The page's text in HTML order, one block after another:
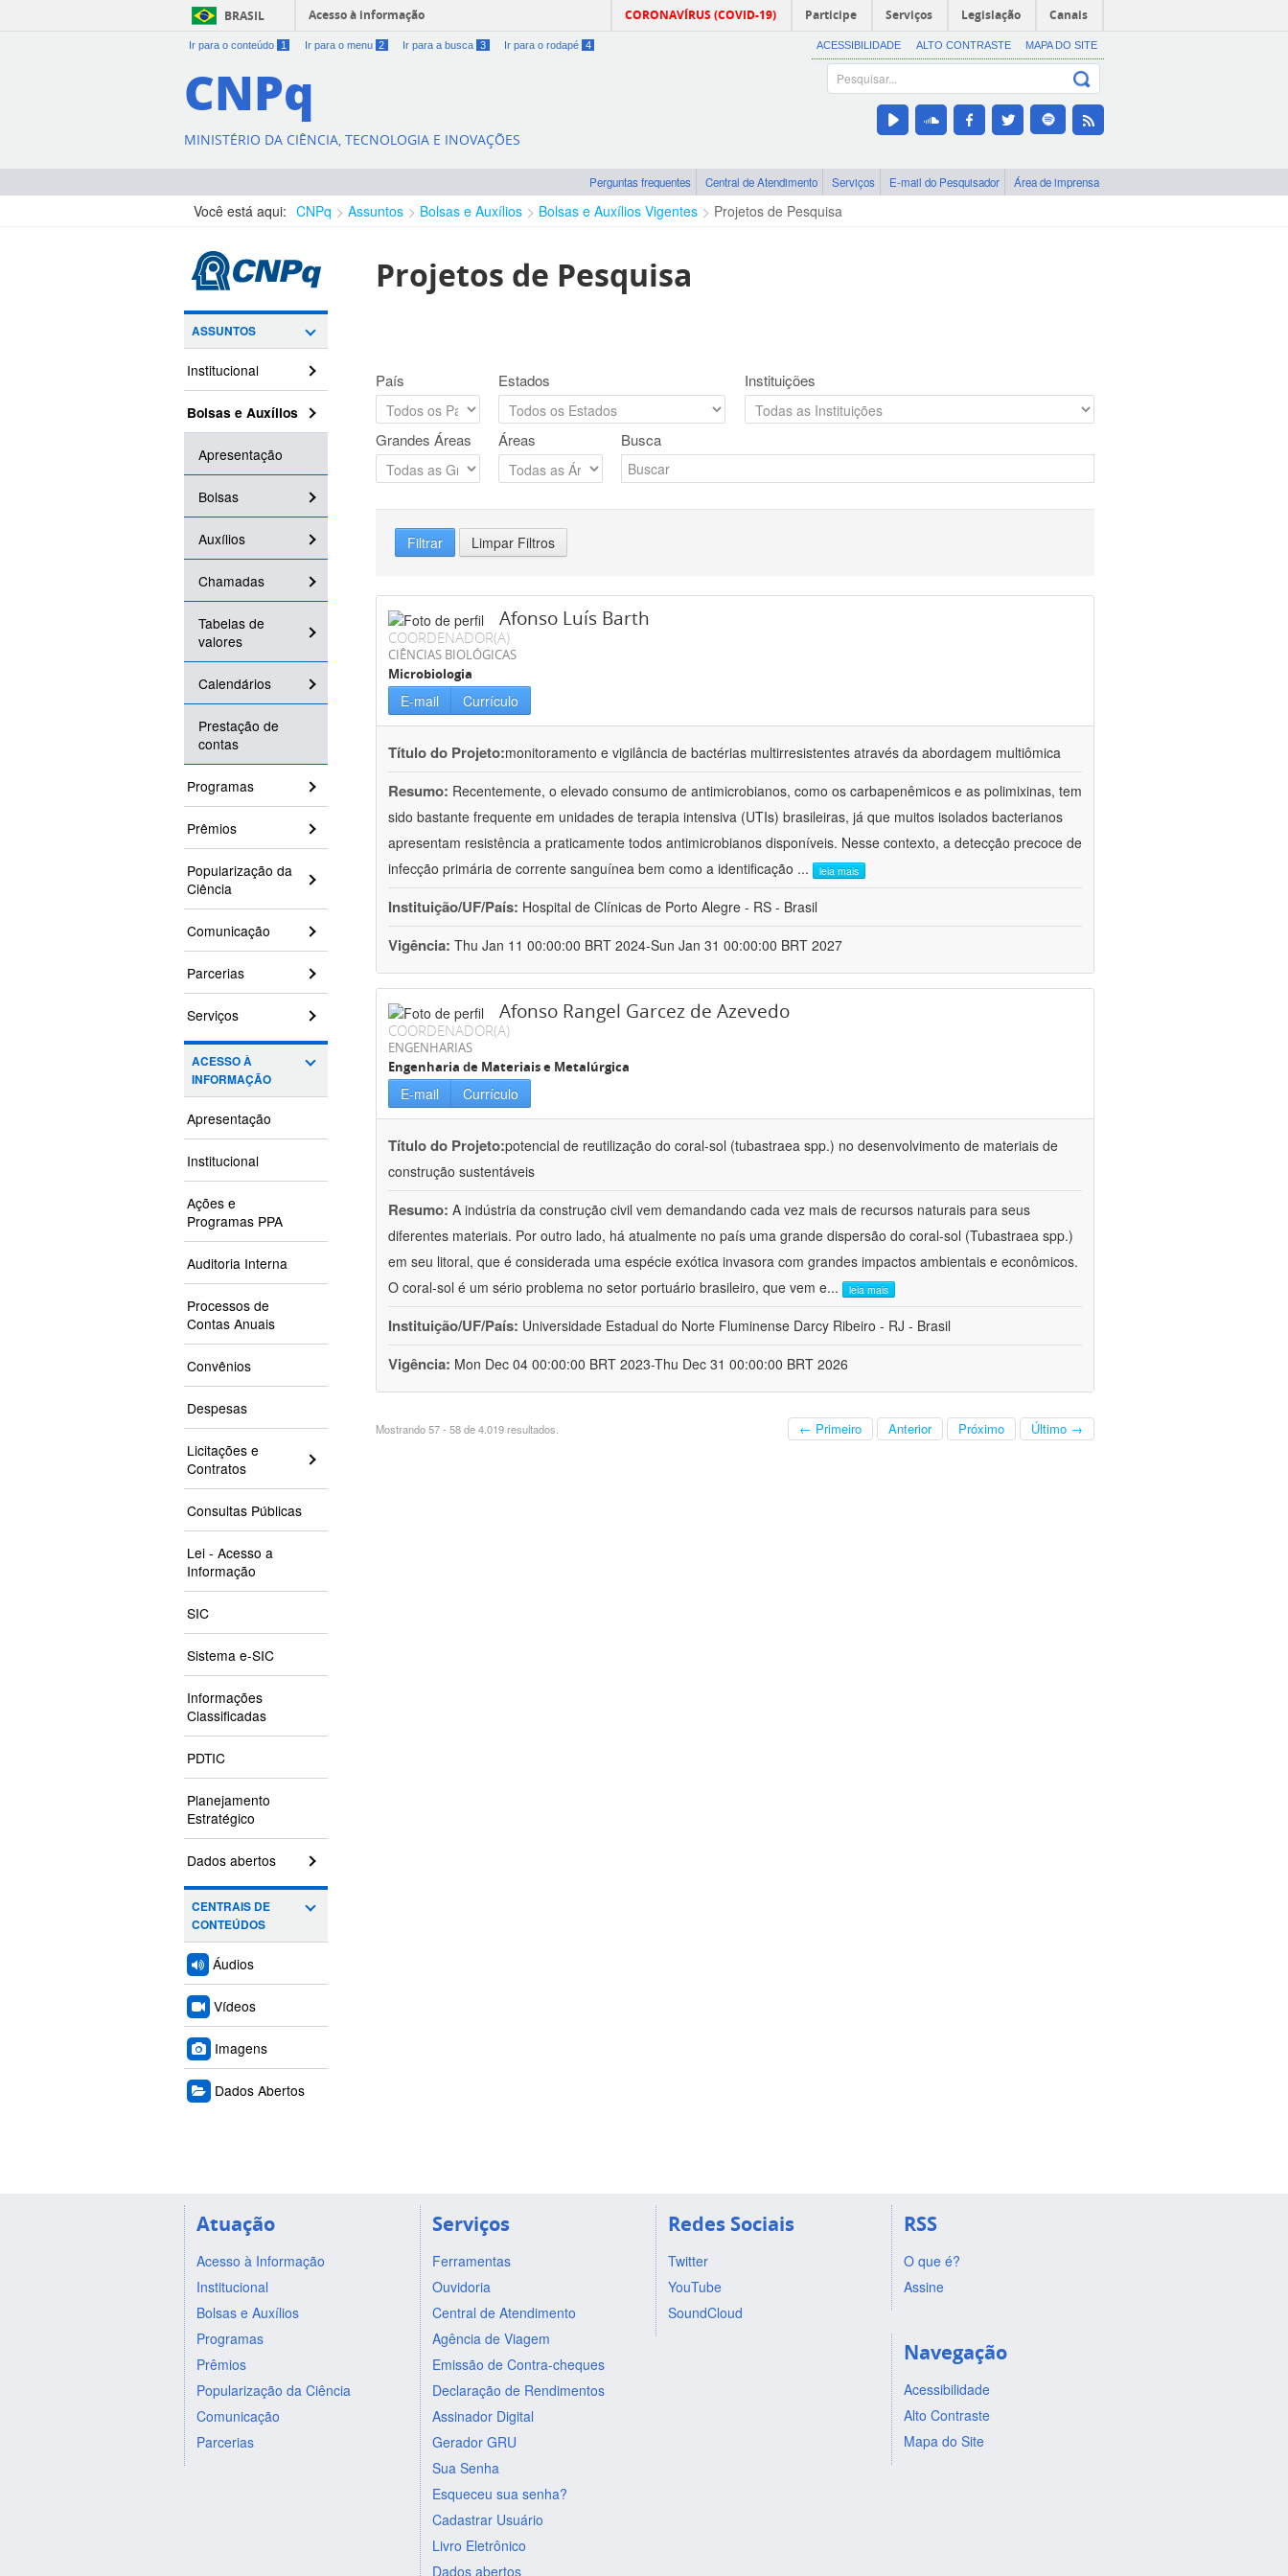
BRASIL Acesso à informação CORONAVÍRUS (COVID-19) Participe Serviços Legislação Canais
Ir para o conteúdo 1 Ir para o menu 2 Ir para a busca 3 Ir para o rodapé 4 ACESSIBILIDADE ALTO CONTRASTE MAPA DO SITE
CNPq
MINISTÉRIO DA CIÊNCIA, TECNOLOGIA E INOVAÇÕES
Perguntas frequentes Central de Atendimento Serviços E-mail do Pesquisador Área de imprensa
Você está aqui: CNPq Assuntos Bolsas e Auxílios Bolsas e Auxílios Vigentes Projetos de Pesquisa
ASSUNTOS
Institucional
Bolsas e Auxílios
Apresentação
Bolsas
Auxílios
Chamadas
Tabelas de
valores
Calendários
Prestação de
contas
Programas
Prêmios
Popularização da
Ciência
Comunicação
Parcerias
Serviços
ACESSO À
INFORMAÇÃO
Apresentação
Institucional
Ações e
Programas PPA
Auditoria Interna
Processos de
Contas Anuais
Convênios
Despesas
Licitações e
Contratos
Consultas Públicas
Lei - Acesso a
Informação
SIC
Sistema e-SIC
Informações
Classificadas
PDTIC
Planejamento
Estratégico
Dados abertos
CENTRAIS DE
CONTEÚDOS
Áudios
Vídeos
Imagens
Dados Abertos
Projetos de Pesquisa
País Estados Instituições
Grandes Áreas Áreas Busca
Filtrar Limpar Filtros
Afonso Luís Barth
COORDENADOR(A)
CIÊNCIAS BIOLÓGICAS
Microbiologia
E-mail Currículo
Título do Projeto:monitoramento e vigilância de bactérias multirresistentes através da abordagem multiômica
Resumo: Recentemente, o elevado consumo de antimicrobianos, como os carbapenêmicos e as polimixinas, tem
sido bastante frequente em unidades de terapia intensiva (UTIs) brasileiras, já que muitos isolados bacterianos
apresentam resistência a praticamente todos antimicrobianos disponíveis. Nesse contexto, a detecção precoce de
infecção primária de corrente sanguínea bem como a identificação ... leia mais
Instituição/UF/País: Hospital de Clínicas de Porto Alegre - RS - Brasil
Vigência: Thu Jan 11 00:00:00 BRT 2024-Sun Jan 31 00:00:00 BRT 2027
Afonso Rangel Garcez de Azevedo
COORDENADOR(A)
ENGENHARIAS
Engenharia de Materiais e Metalúrgica
E-mail Currículo
Título do Projeto:potencial de reutilização do coral-sol (tubastraea spp.) no desenvolvimento de materiais de
construção sustentáveis
Resumo: A indústria da construção civil vem demandando cada vez mais de recursos naturais para seus
diferentes materiais. Por outro lado, há atualmente no país uma grande dispersão do coral-sol (Tubastraea spp.)
em seu litoral, que é considerada uma espécie exótica invasora com grandes impactos ambientais e econômicos.
O coral-sol é um sério problema no setor portuário brasileiro, que vem e... leia mais
Instituição/UF/País: Universidade Estadual do Norte Fluminense Darcy Ribeiro - RJ - Brasil
Vigência: Mon Dec 04 00:00:00 BRT 2023-Thu Dec 31 00:00:00 BRT 2026
Mostrando 57 - 58 de 4.019 resultados. ← Primeiro Anterior Próximo Último →
Atuação
Acesso à Informação
Institucional
Bolsas e Auxílios
Programas
Prêmios
Popularização da Ciência
Comunicação
Parcerias
Serviços
Ferramentas
Ouvidoria
Central de Atendimento
Agência de Viagem
Emissão de Contra-cheques
Declaração de Rendimentos
Assinador Digital
Gerador GRU
Sua Senha
Esqueceu sua senha?
Cadastrar Usuário
Livro Eletrônico
Dados abertos
Redes Sociais
Twitter
YouTube
SoundCloud
RSS
O que é?
Assine
Navegação
Acessibilidade
Alto Contraste
Mapa do Site